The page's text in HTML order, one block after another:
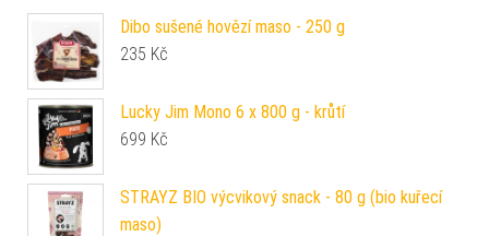
Dibo sušené hovězí maso - 250 g
235 Kč
Lucky Jim Mono 6 x 800 g - krůtí
699 Kč
STRAYZ BIO výcvikový snack - 80 g (bio kuřecí
maso)